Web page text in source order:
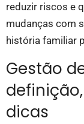
reduzir riscos e
mudanças com
história familiar
Gestão
dicas